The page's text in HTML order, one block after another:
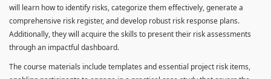
will learn how to identify risks, categorize them effectively, generate a
comprehensive risk register, and develop robust risk response plans.
Additionally, they will acquire the skills to present their risk assessments
through an impactful dashboard.
The course materials include templates and essential project risk items,